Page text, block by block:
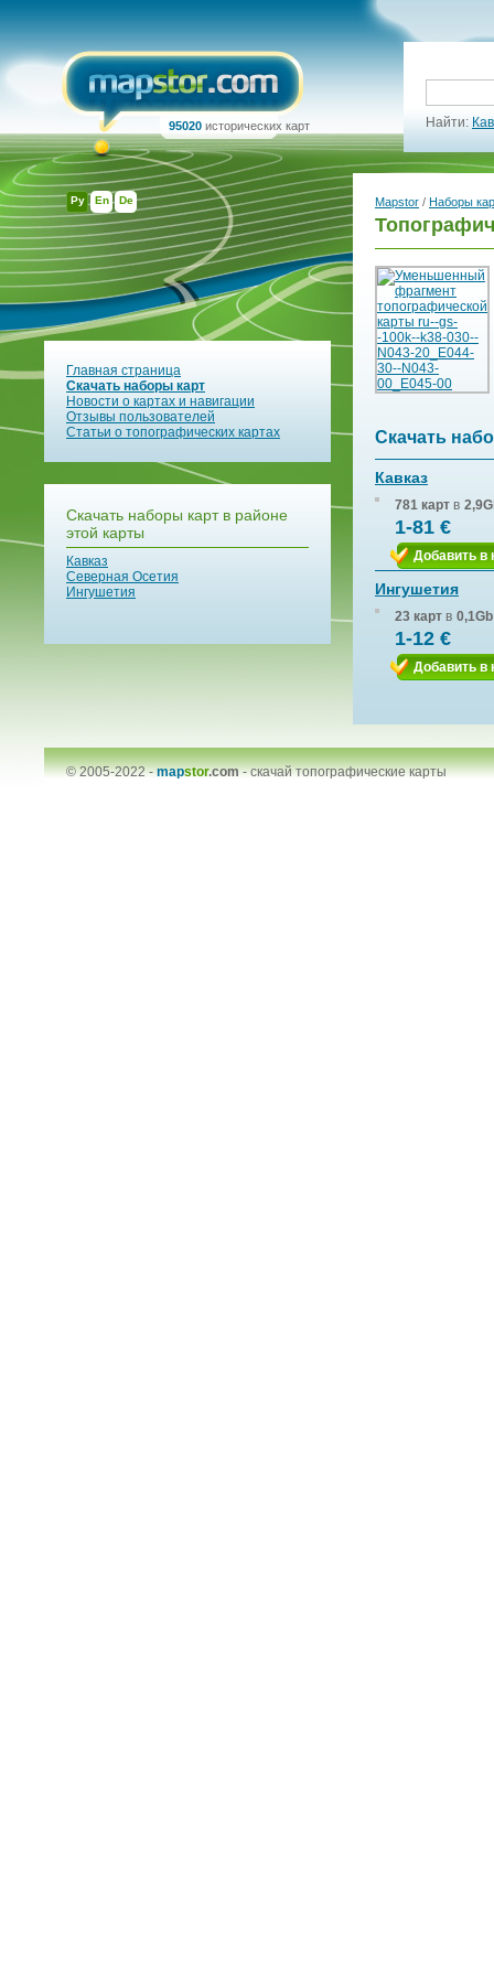
Ру En De
95020 исторических карт Найти:
Главная страница
Скачать наборы карт
Новости о картах и навигации
Отзывы пользователей
Статьи о топографических картах
Скачать наборы карт в районе
этой карты
Кавказ
Северная Осетия
Ингушетия
Mapstor / Наборы
Скачать
Кавказ
781 карт в
1-81 €
Добавить в
Ингушетия
23 карт в 0,1Gb
1-12 €
Добавить в
© 2005-2022 -mapstor.com-скачай топографические карты